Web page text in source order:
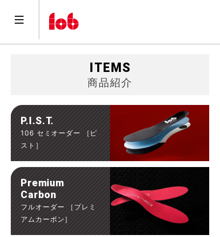
ITEMS
商品紹介
P.I.S.T.
106 セミオーダー ［ピ
スト］
Premium
Carbon
フルオーダー ［プレミ
アムカーボン］